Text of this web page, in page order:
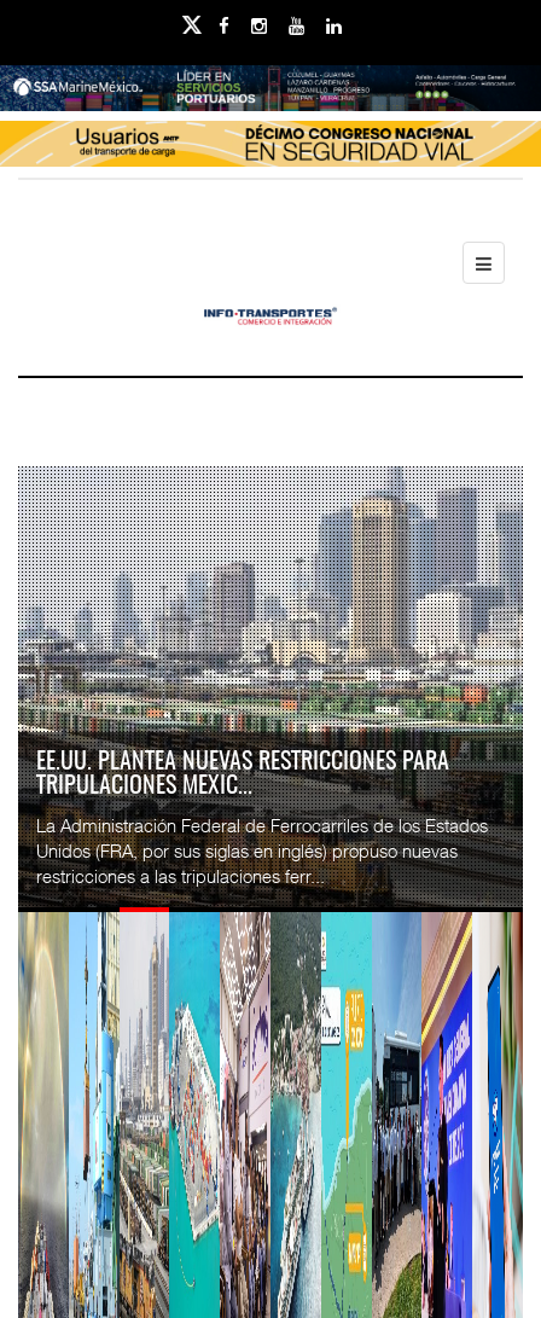
EE.UU. PLANTEA NUEVAS RESTRICCIONES PARA
TRIPULACIONES MEXIC...
La Administración Federal de Ferrocarriles de los Estados
Unidos (FRA, por sus siglas en inglés) propuso nuevas
restricciones a las tripulaciones ferr...